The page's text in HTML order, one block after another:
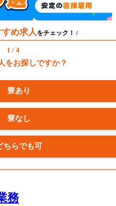
すめ求人をチェック！ /
1 / 4
をお探しですか？
寮あり
寮なし
ちらでも可
務